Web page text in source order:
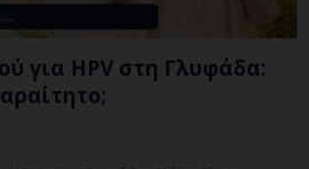
για HPV στη Γλυφάδα: